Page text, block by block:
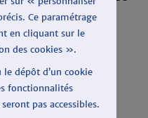
Ce paramétrage
en cliquant sur le
des cookies ».
dépôt d’un cookie
fonctionnalités
pas accessibles.